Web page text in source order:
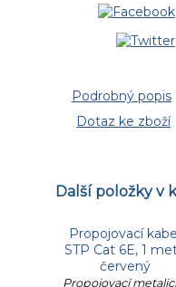
Podrobný popis
Dotaz ke zboží
Další položky v
Propojovací
STP Cat 6E, 1
červený
Propojovací